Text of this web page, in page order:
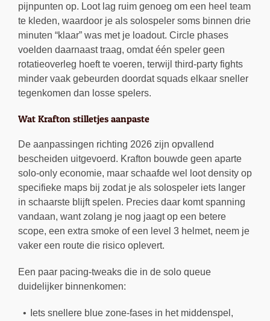
pijnpunten op. Loot lag ruim genoeg om een heel team
te kleden, waardoor je als solospeler soms binnen drie
minuten “klaar” was met je loadout. Circle phases
voelden daarnaast traag, omdat één speler geen
rotatieoverleg hoeft te voeren, terwijl third-party fights
minder vaak gebeurden doordat squads elkaar sneller
tegenkomen dan losse spelers.
Wat Krafton stilletjes aanpaste
De aanpassingen richting 2026 zijn opvallend
bescheiden uitgevoerd. Krafton bouwde geen aparte
solo-only economie, maar schaafde wel loot density op
specifieke maps bij zodat je als solospeler iets langer
in schaarste blijft spelen. Precies daar komt spanning
vandaan, want zolang je nog jaagt op een betere
scope, een extra smoke of een level 3 helmet, neem je
vaker een route die risico oplevert.
Een paar pacing-tweaks die in de solo queue
duidelijker binnenkomen:
Iets snellere blue zone-fases in het middenspel,